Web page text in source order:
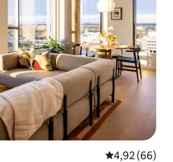
Prosječna
4,92 (66)